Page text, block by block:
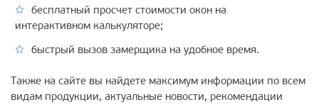
бесплатный просчет стоимости окон на
интерактивном калькуляторе;
быстрый вызов замерщика на удобное время.
Также на сайте вы найдете максимум информации по всем
видам продукции, актуальные новости, рекомендации